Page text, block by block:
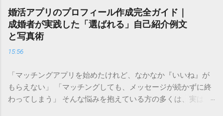
分を否定することではありません。 むしろ、今の自分の「市
場価値」を正しく理解することは、最短ルートで幸せな結婚
を掴み取るための 強力な武器 になります。 この記事では、
婚活ランク表の仕組みや評価基準を詳しく解説し、自分のラ
ンクを知った上でどのように戦略を立てれば良いのか、具体
が決まる仕組み 婚活ランク表とは、年齢、年収、学歴、外
見、職業などのスペックを数値化し、婚活市場における「需
要」を可視化したものです。多くの結婚相談所やマッチング
婚活アプリのプロフィール作成完全ガイド｜
成婚者が実践した「選ばれる」自己紹介例文
と写真術
15:56
「マッチングアプリを始めたけれど、なかなか『いいね』が
もらえない」 「マッチングしても、メッセージが続かずに終
わってしまう」 そんな悩みを抱えている方の多くは、実は プ